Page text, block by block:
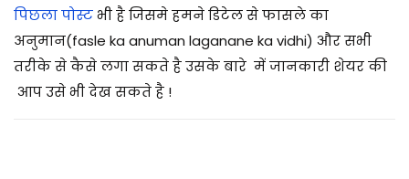
2
0
2
5
पिछला पोस्टभी है जिसमे हमने डिटेल से फासले का
अनुमान(fasle ka anuman laganane ka vidhi) और सभी
तरीके से कैसे लगा सकते है उसके बारे में जानकारी शेयर की
आप उसे भी देख सकते है !